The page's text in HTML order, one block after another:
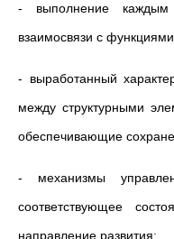
- выполнение
взаимосвязи с
- выработанный
между структурными
обеспечивающие
- механизмы
соответствующее
направление развития;